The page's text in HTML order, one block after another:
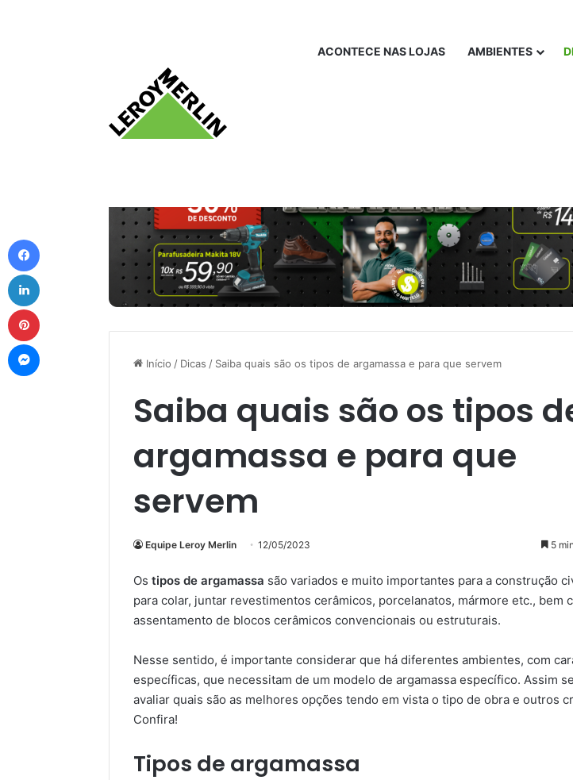
ACONTECE NAS LOJAS AMBIENTES
Início / Dicas / Saiba quais são os tipos de argamassa e para que servem
Saiba quais são os tipos
argamassa e para que
servem
Equipe Leroy Merlin 12/05/2023 5
Os tipos de argamassa são variados e muito importantes para a construção
para colar, juntar revestimentos cerâmicos, porcelanatos, mármore etc., bem
assentamento de blocos cerâmicos convencionais ou estruturais.
Nesse sentido, é importante considerar que há diferentes ambientes, com
específicas, que necessitam de um modelo de argamassa específico. Assim
avaliar quais são as melhores opções tendo em vista o tipo de obra e outros
Confira!
Tipos de argamassa